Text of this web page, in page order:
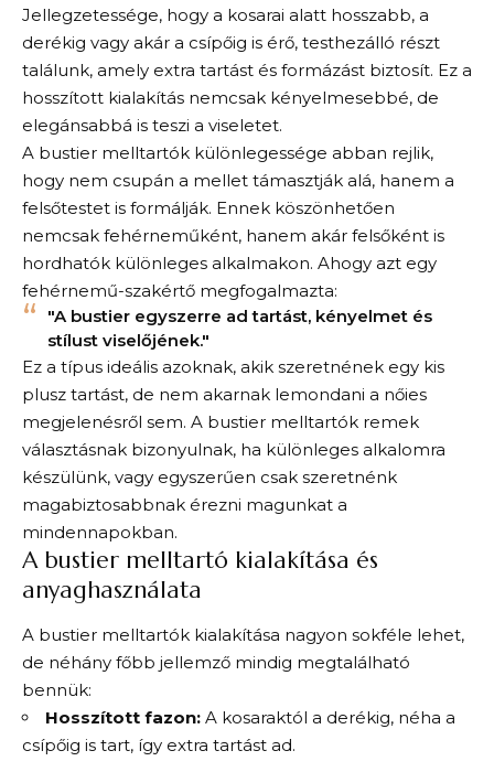
Jellegzetessége, hogy a kosarai alatt hosszabb, a
derékig vagy akár a csípőig is érő, testhezálló részt
találunk, amely extra tartást és formázást biztosít. Ez a
hosszított kialakítás nemcsak kényelmesebbé, de
elegánsabbá is teszi a viseletet.
A bustier melltartók különlegessége abban rejlik,
hogy nem csupán a mellet támasztják alá, hanem a
felsőtestet is formálják. Ennek köszönhetően
nemcsak fehérneműként, hanem akár felsőként is
hordhatók különleges alkalmakon. Ahogy azt egy
fehérnemű-szakértő megfogalmazta:
"A bustier egyszerre ad tartást, kényelmet és
stílust viselőjének."
Ez a típus ideális azoknak, akik szeretnének egy kis
plusz tartást, de nem akarnak lemondani a nőies
megjelenésről sem. A bustier melltartók remek
választásnak bizonyulnak, ha különleges alkalomra
készülünk, vagy egyszerűen csak szeretnénk
magabiztosabbnak érezni magunkat a
mindennapokban.
A bustier melltartó kialakítása és
anyaghasználata
A bustier melltartók kialakítása nagyon sokféle lehet,
de néhány főbb jellemző mindig megtalálható
bennük:
Hosszított fazon: A kosaraktól a derékig, néha a
csípőig is tart, így extra tartást ad.